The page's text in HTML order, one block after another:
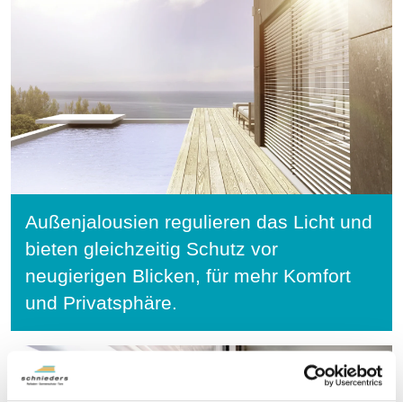
Außenjalousien regulieren das Licht und
bieten gleichzeitig Schutz vor
neugierigen Blicken, für mehr Komfort
und Privatsphäre.